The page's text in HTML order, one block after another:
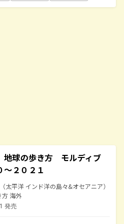
球の歩き方 モルディブ
～２０２１
太平洋 インド洋の島々&オセアニア）
方 海外
発売